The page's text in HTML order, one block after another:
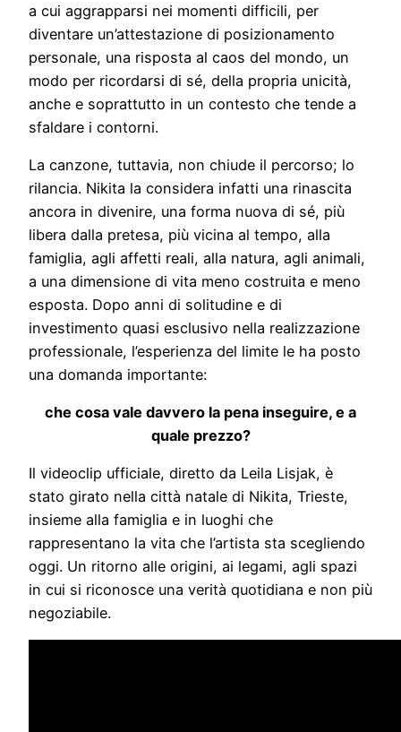
a cui aggrapparsi nei momenti difficili, per
diventare un’attestazione di posizionamento
personale, una risposta al caos del mondo, un
modo per ricordarsi di sé, della propria unicità,
anche e soprattutto in un contesto che tende a
sfaldare i contorni.
La canzone, tuttavia, non chiude il percorso; lo
rilancia. Nikita la considera infatti una rinascita
ancora in divenire, una forma nuova di sé, più
libera dalla pretesa, più vicina al tempo, alla
famiglia, agli affetti reali, alla natura, agli animali,
a una dimensione di vita meno costruita e meno
esposta. Dopo anni di solitudine e di
investimento quasi esclusivo nella realizzazione
professionale, l’esperienza del limite le ha posto
una domanda importante:
che cosa vale davvero la pena inseguire, e a
quale prezzo?
Il videoclip ufficiale, diretto da Leila Lisjak, è
stato girato nella città natale di Nikita, Trieste,
insieme alla famiglia e in luoghi che
rappresentano la vita che l’artista sta scegliendo
oggi. Un ritorno alle origini, ai legami, agli spazi
in cui si riconosce una verità quotidiana e non più
negoziabile.